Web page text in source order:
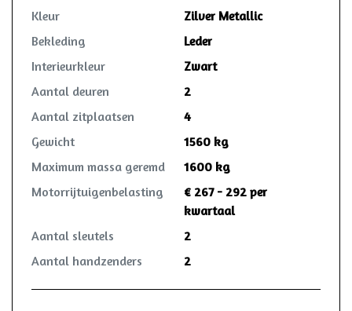
Kleur
Zilver Metallic
Bekleding
Leder
Interieurkleur
Zwart
Aantal deuren
2
Aantal zitplaatsen
4
Gewicht
1560 kg
Maximum massa geremd
1600 kg
Motorrijtuigenbelasting
€ 267 - 292 per
kwartaal
Aantal sleutels
2
Aantal handzenders
2